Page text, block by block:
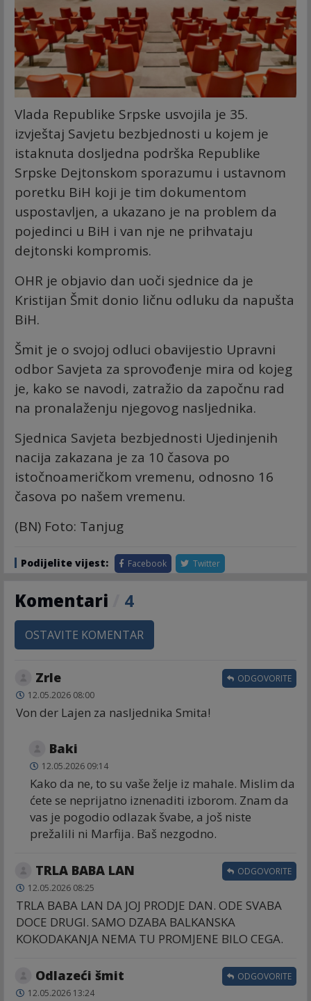
Vlada Republike Srpske usvojila je 35.
izvještaj Savjetu bezbjednosti u kojem je
istaknuta dosljedna podrška Republike
Srpske Dejtonskom sporazumu i ustavnom
poretku BiH koji je tim dokumentom
uspostavljen, a ukazano je na problem da
pojedinci u BiH i van nje ne prihvataju
dejtonski kompromis.
OHR je objavio dan uoči sjednice da je
Kristijan Šmit donio ličnu odluku da napušta
BiH.
Šmit je o svojoj odluci obavijestio Upravni
odbor Savjeta za sprovođenje mira od kojeg
je, kako se navodi, zatražio da započnu rad
na pronalaženju njegovog nasljednika.
Sjednica Savjeta bezbjednosti Ujedinjenih
nacija zakazana je za 10 časova po
istočnoameričkom vremenu, odnosno 16
časova po našem vremenu.
(BN) Foto: Tanjug
Podijelite vijest: Facebook Twitter
Komentari 4
OSTAVITE KOMENTAR
Zrle
12.05.2026 08:00
Von der Lajen za nasljednika Smita!
ODGOVORITE
Baki
12.05.2026 09:14
Kako da ne, to su vaše želje iz mahale. Mislim da
ćete se neprijatno iznenaditi izborom. Znam da
vas je pogodio odlazak švabe, a još niste
prežalili ni Marfija. Baš nezgodno.
TRLA BABA LAN
12.05.2026 08:25
TRLA BABA LAN DA JOJ PRODJE DAN. ODE SVABA
DOCE DRUGI. SAMO DZABA BALKANSKA
KOKODAKANJA NEMA TU PROMJENE BILO CEGA.
ODGOVORITE
Odlazeći šmit
12.05.2026 13:24
ODGOVORITE